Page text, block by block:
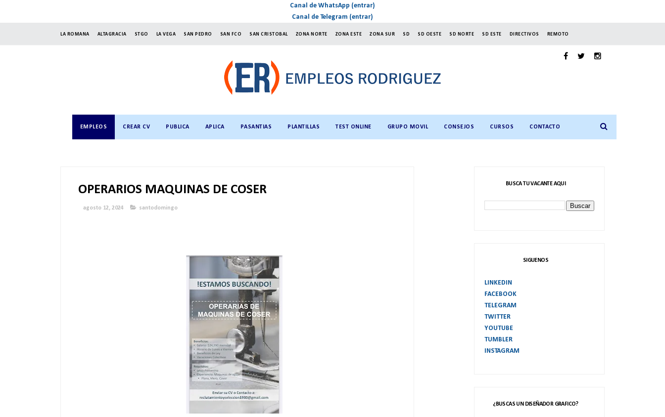
Canal de WhatsApp (entrar)
Canal de Telegram (entrar)
LA ROMANA ALTAGRACIA STGO LA VEGA SAN PEDRO SAN FCO SAN CRISTOBAL ZONA NORTE ZONA ESTE ZONA SUR SD SD OESTE SD NORTE SD ESTE DIRECTIVOS REMOTO
EMPLEOS CREAR CV PUBLICA APLICA PASANTIAS PLANTILLAS TEST ONLINE GRUPO MOVIL CONSEJOS CURSOS CONTACTO
OPERARIOS MAQUINAS DE COSER
agosto 12, 2024 santodomingo
BUSCA TU VACANTE AQUI
SIGUENOS
LINKEDIN
FACEBOOK
TELEGRAM
TWITTER
YOUTUBE
TUMBLER
INSTAGRAM
¿BUSCAS UN DISEÑADOR GRAFICO?